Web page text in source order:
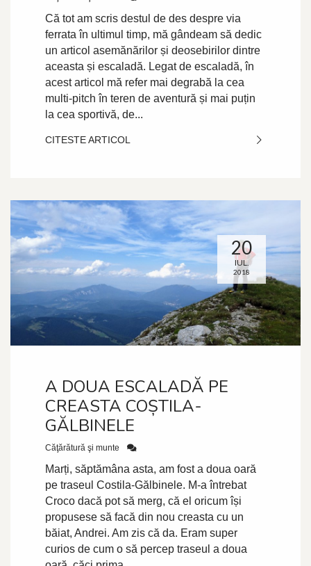
Că tot am scris destul de des despre via
ferrata în ultimul timp, mă gândeam să dedic
un articol asemănărilor și deosebirilor dintre
aceasta și escaladă. Legat de escaladă, în
acest articol mă refer mai degrabă la cea
multi-pitch în teren de aventură și mai puțin
la cea sportivă, de...
CITESTE ARTICOL
20
IUL.
2018
A DOUA ESCALADĂ PE
CREASTA COȘTILA-
GĂLBINELE
Căţărătură şi munte
Marți, săptămâna asta, am fost a doua oară
pe traseul Costila-Gălbinele. M-a întrebat
Croco dacă pot să merg, că el oricum își
propusese să facă din nou creasta cu un
băiat, Andrei. Am zis că da. Eram super
curios de cum o să percep traseul a doua